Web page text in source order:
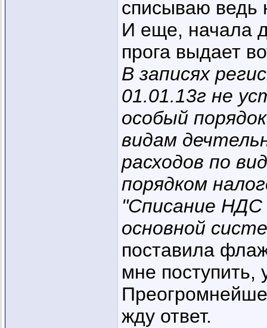
списываю ведь
И еще, начала
прога выдает
В записях
01.01.13г не
особый
видам
расходов по
порядком
"Списание НДС
основной
поставила
мне поступить,
жду ответ.